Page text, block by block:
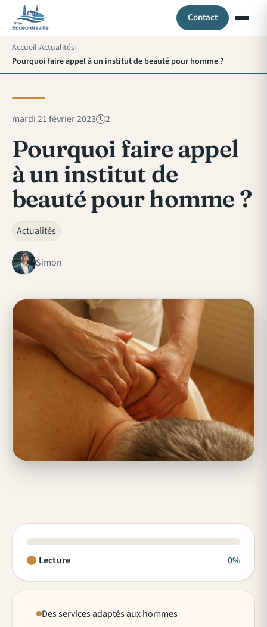
Contact
Accueil Actualités
Pourquoi faire appel à un institut de beauté pour homme ?
mardi 21 février 2023 2
Pourquoi faire appel
à un institut de
beauté pour homme ?
Actualités
Simon
Lecture 0%
Des services adaptés aux hommes